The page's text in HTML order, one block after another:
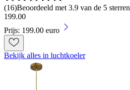
(16)Beoordeeld met 3.9 van de 5
199.00
Prijs: 199.00 euro
Bekijk alles in luchtkoeler